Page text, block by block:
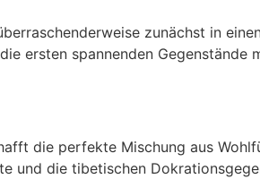
zunächst in
ersten spannenden
die perfekte Mischung aus
und die tibetischen